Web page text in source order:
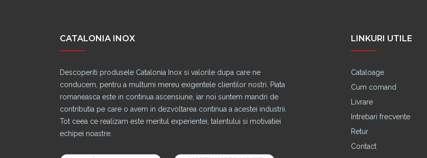
CATALONIA INOX
Descoperiti produsele Catalonia Inox si valorile dupa care ne
conducem, pentru a multumi mereu exigentele clientilor nostri. Piata
romaneasca este in continua ascensiune, iar noi suntem mandri de
contributia pe care o avem in dezvoltarea continua a acestei industrii.
Tot ceea ce realizam este meritul experientei, talentului si motivatiei
echipei noastre.
LINKURI UTILE
Cataloage
Cum comand
Livrare
Intrebari frecvente
Retur
Contact